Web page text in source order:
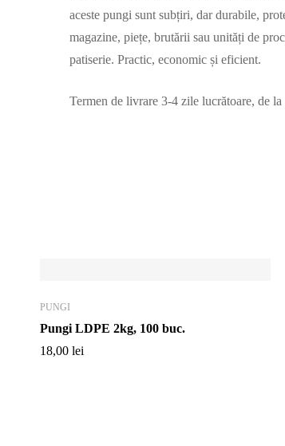
aceste pungi sunt subțiri, dar durabile,
magazine, piețe, brutării sau unități de
patiserie. Practic, economic și eficient.
Termen de livrare 3-4 zile lucrătoare, de
PUNGI
Pungi LDPE 2kg, 100 buc.
18,00 lei